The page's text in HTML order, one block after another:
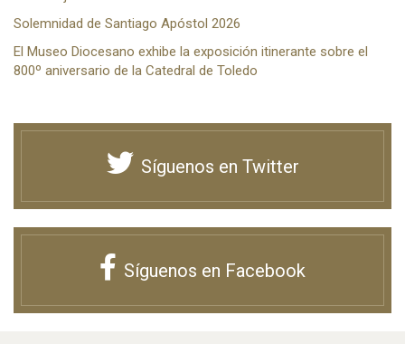
Solemnidad de Santiago Apóstol 2026
El Museo Diocesano exhibe la exposición itinerante sobre el
800º aniversario de la Catedral de Toledo
Síguenos en Twitter
Síguenos en Facebook